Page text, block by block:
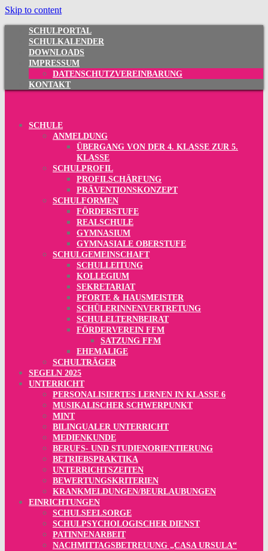
Skip to content
SCHULPORTAL
SCHULKALENDER
DOWNLOADS
IMPRESSUM
DATENSCHUTZVEREINBARUNG
KONTAKT
SCHULE
ANMELDUNG
ÜBERGANG VON DER 4. KLASSE ZUR 5.
KLASSE
SCHULPROFIL
PROFILSCHÄRFUNG
PRÄVENTIONSKONZEPT
SCHULFORMEN
FÖRDERSTUFE
REALSCHULE
GYMNASIUM
GYMNASIALE OBERSTUFE
SCHULGEMEINSCHAFT
SCHULLEITUNG
KOLLEGIUM
SEKRETARIAT
PFORTE & HAUSMEISTER
SCHÜLERINNENVERTRETUNG
SCHULELTERNBEIRAT
FÖRDERVEREIN FFM
SATZUNG FFM
EHEMALIGE
SCHULTRÄGER
SEGELN 2025
UNTERRICHT
PERSONALISIERTES LERNEN IN KLASSE 6
MUSIKALISCHER SCHWERPUNKT
MINT
BILINGUALER UNTERRICHT
MEDIENKUNDE
BERUFS- UND STUDIENORIENTIERUNG
BETRIEBSPRAKTIKA
UNTERRICHTSZEITEN
BEWERTUNGSKRITERIEN
KRANKMELDUNGEN/BEURLAUBUNGEN
EINRICHTUNGEN
SCHULSEELSORGE
SCHULPSYCHOLOGISCHER DIENST
PATINNENARBEIT
NACHMITTAGSBETREUUNG „CASA URSULA“